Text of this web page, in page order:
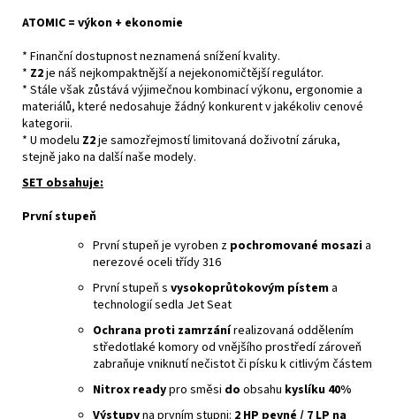
ATOMIC = výkon + ekonomie
* Finanční dostupnost neznamená snížení kvality.
* Z2je náš nejkompaktnější a nejekonomičtější regulátor.
* Stále však zůstává výjimečnou kombinací výkonu, ergonomie a
materiálů, které nedosahuje žádný konkurent v jakékoliv cenové
kategorii.
* U modelu Z2je samozřejmostí limitovaná doživotní záruka,
stejně jako na další naše modely.
SET obsahuje:
První stupeň
První stupeň je vyroben z pochromované mosazi a
nerezové oceli třídy 316
První stupeň s vysokoprůtokovým pístem a
technologií sedla Jet Seat
Ochrana proti zamrzánírealizovaná oddělením
středotlaké komory od vnějšího prostředí zároveň
zabraňuje vniknutí nečistot či písku k citlivým částem
Nitrox readypro směsi do obsahu kyslíku 40%